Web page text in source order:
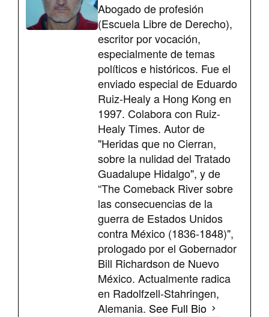
Abogado de profesión
(Escuela Libre de Derecho),
escritor por vocación,
especialmente de temas
políticos e históricos. Fue el
enviado especial de Eduardo
Ruiz-Healy a Hong Kong en
1997. Colabora con Ruiz-
Healy Times. Autor de
"Heridas que no Cierran,
sobre la nulidad del Tratado
Guadalupe Hidalgo", y de
“The Comeback River sobre
las consecuencias de la
guerra de Estados Unidos
contra México (1836-1848)",
prologado por el Gobernador
Bill Richardson de Nuevo
México. Actualmente radica
en Radolfzell-Stahringen,
Alemania. See Full Bio